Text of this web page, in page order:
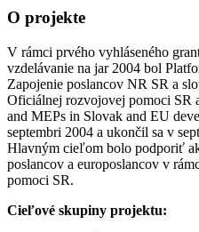
O projekte
V rámci prvého vyhláseného
vzdelávanie na jar 2004 bol
Zapojenie poslancov NR SR a
Oficiálnej rozvojovej pomoci SR
and MEPs in Slovak and EU
septembri 2004 a ukončil sa v
Hlavným cieľom bolo podporiť
poslancov a europoslancov v
pomoci SR.
Cieľové skupiny projektu: